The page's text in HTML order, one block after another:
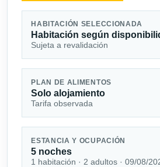
HABITACIÓN SELECCIONADA
Habitación según
Sujeta a revalidación
PLAN DE ALIMENTOS
Solo alojamiento
Tarifa observada
ESTANCIA Y OCUPACIÓN
5 noches
1 habitación · 2 adultos · 09/08/